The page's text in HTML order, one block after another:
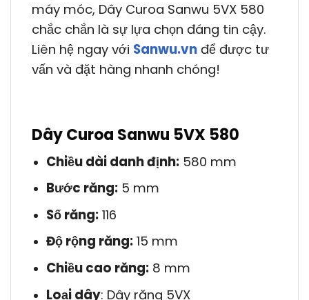
máy móc, Dây Curoa Sanwu 5VX 580
chắc chắn là sự lựa chọn đáng tin cậy.
Liên hệ ngay với Sanwu.vn để được tư
vấn và đặt hàng nhanh chóng!
Dây Curoa Sanwu 5VX 580
Chiều dài danh định:580 mm
Bước răng:5 mm
Số răng:116
Độ rộng răng:15 mm
Chiều cao răng:8 mm
Loại dây: Dây răng 5VX